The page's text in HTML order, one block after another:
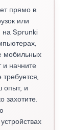
прямо в
или
на Sprunki
мобильных
и начните
опыт, и
захотите.